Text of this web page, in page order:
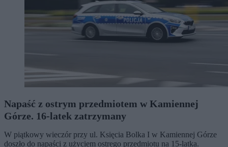
Napaść z ostrym przedmiotem w Kamiennej
Górze. 16-latek zatrzymany
W piątkowy wieczór przy ul. Księcia Bolka I w Kamiennej Górze
doszło do napaści z użyciem ostrego przedmiotu na 15-latka.